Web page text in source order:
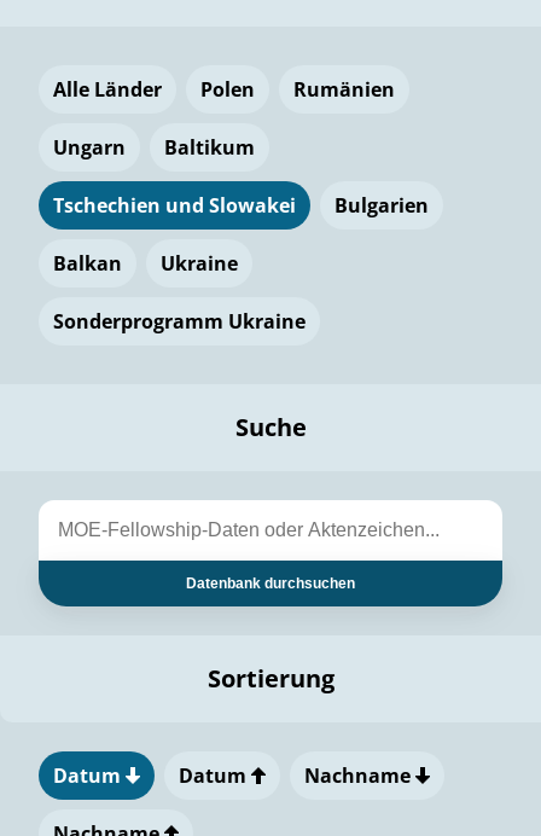
Alle Länder Polen Rumänien
Ungarn Baltikum
Tschechien und Slowakei Bulgarien
Balkan Ukraine
Sonderprogramm Ukraine
Suche
Datenbank durchsuchen
Sortierung
Datum Datum Nachname